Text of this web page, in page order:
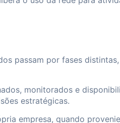
passam por fases
monitorados e
estratégicas.
empresa, quando